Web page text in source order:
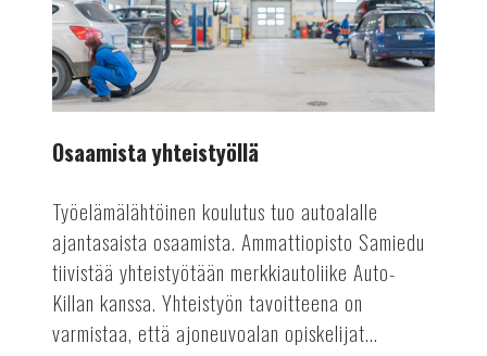
Osaamista yhteistyöllä
Työelämälähtöinen koulutus tuo autoalalle
ajantasaista osaamista. Ammattiopisto Samiedu
tiivistää yhteistyötään merkkiautoliike Auto-
Killan kanssa. Yhteistyön tavoitteena on
varmistaa, että ajoneuvoalan opiskelijat...